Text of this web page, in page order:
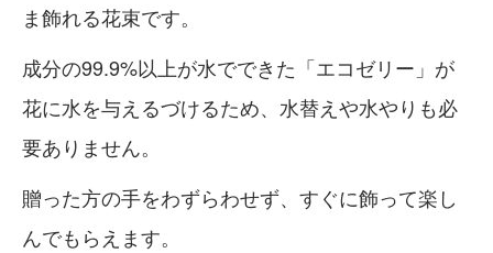
ま飾れる花束です。
成分の99.9%以上が水でできた「エコゼリー」が
花に水を与えるづけるため、水替えや水やりも必
要ありません。
贈った方の手をわずらわせず、すぐに飾って楽し
んでもらえます。